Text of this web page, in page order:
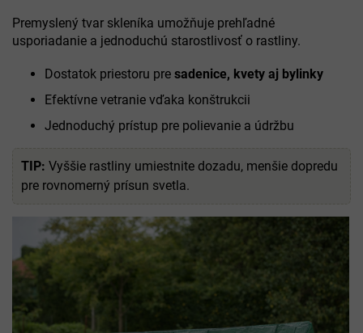
Premyslený tvar skleníka umožňuje prehľadné
usporiadanie a jednoduchú starostlivosť o rastliny.
Dostatok priestoru pre sadenice, kvety aj bylinky
Efektívne vetranie vďaka konštrukcii
Jednoduchý prístup pre polievanie a údržbu
TIP: Vyššie rastliny umiestnite dozadu, menšie dopredu
pre rovnomerný prísun svetla.